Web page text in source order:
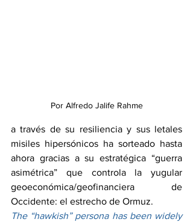
Por Alfredo Jalife Rahme
a través de su resiliencia y sus letales
misiles hipersónicos ha sorteado hasta
ahora gracias a su estratégica “guerra
asimétrica” que controla la yugular
geoeconómica/geofinanciera de
Occidente: el estrecho de Ormuz.
The “hawkish” persona has been widely